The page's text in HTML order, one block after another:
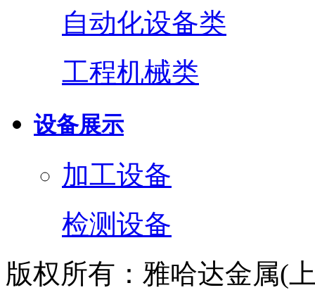
自动化设备类
工程机械类
设备展示
加工设备
检测设备
版权所有：雅哈达金属(